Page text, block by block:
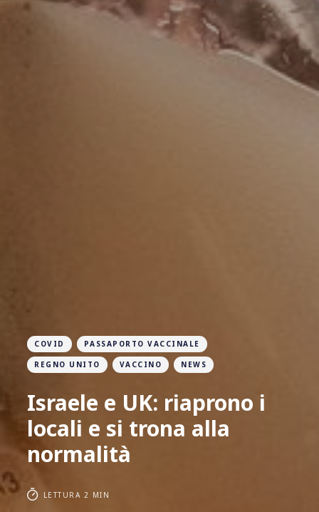
COVID PASSAPORTO VACCINALE
REGNO UNITO VACCINO NEWS
Israele e UK: riaprono i
locali e si trona alla
normalità
LETTURA 2 MIN